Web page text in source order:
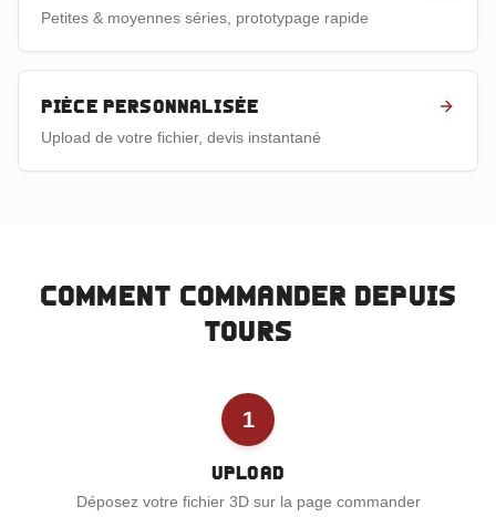
Petites & moyennes séries, prototypage rapide
Pièce personnalisée
Upload de votre fichier, devis instantané
Comment commander depuis
Tours
1
Upload
Déposez votre fichier 3D sur la page commander